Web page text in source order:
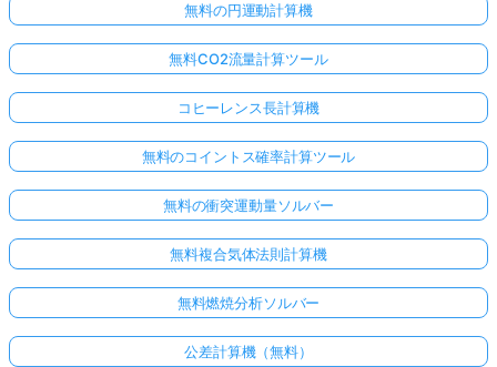
無料の円運動計算機
無料CO2流量計算ツール
コヒーレンス長計算機
無料のコイントス確率計算ツール
無料の衝突運動量ソルバー
無料複合気体法則計算機
無料燃焼分析ソルバー
公差計算機（無料）